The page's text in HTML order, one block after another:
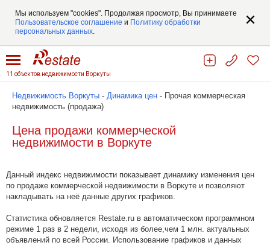
Мы используем "cookies". Продолжая просмотр, Вы принимаете
Пользовательское соглашение и Политику обработки
персональных данных.
11 объектов недвижимости Воркуты
Недвижимость Воркуты - Динамика цен - Прочая коммерческая
недвижимость (продажа)
Цена продажи коммерческой
недвижимости в Воркуте
Данный индекс недвижимости показывает динамику изменения цен
по продаже коммерческой недвижимости в Воркуте и позволяют
накладывать на неё данные других графиков.
Статистика обновляется Restate.ru в автоматическом программном
режиме 1 раз в 2 недели, исходя из более,чем 1 млн. актуальных
объявлений по всей России. Использование графиков и данных